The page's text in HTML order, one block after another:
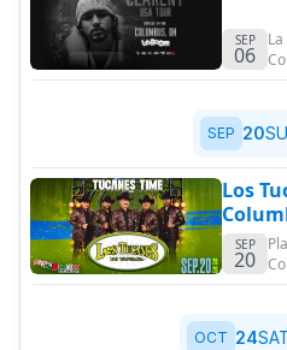
SEP
06
SEP 20
Los
SEP
20
OCT 24